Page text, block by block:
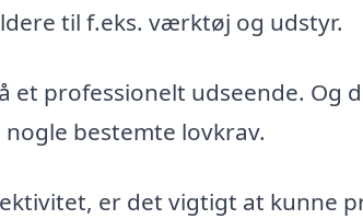
til f.eks. værktøj og udstyr.
et professionelt udseende. Og
bestemte lovkrav.
er det vigtigt at kunne